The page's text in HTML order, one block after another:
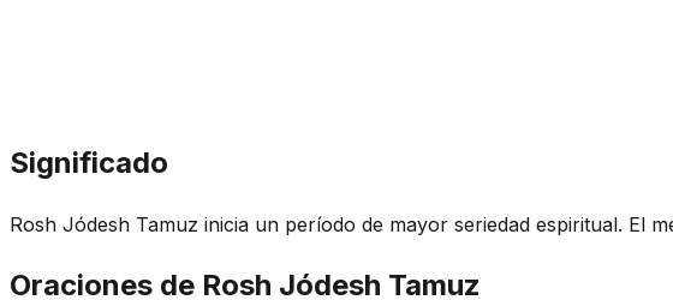
Significado
Rosh Jódesh Tamuz inicia un período de mayor seriedad espiritual. El
Oraciones de Rosh Jódesh Tamuz